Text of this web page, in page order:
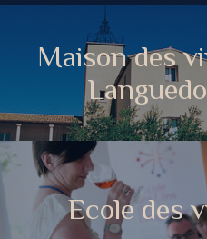
Maison des
Ecole des